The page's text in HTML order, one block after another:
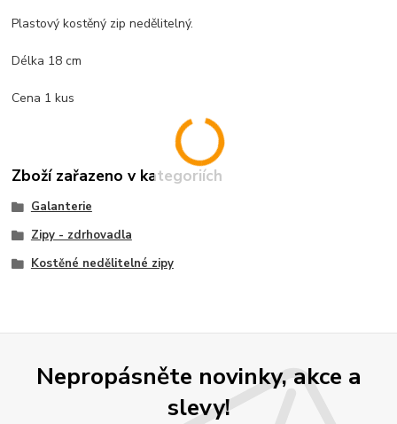
Plastový kostěný zip nedělitelný.
Délka 18 cm
Cena 1 kus
Zboží zařazeno v kategoriích
Galanterie
Zipy - zdrhovadla
Kostěné nedělitelné zipy
Nepropásněte novinky, akce a
slevy!